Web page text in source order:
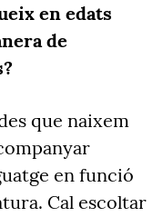
en edats
de
que naixem
en funció
Cal escoltar